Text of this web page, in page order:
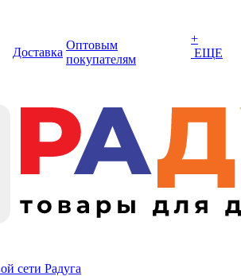
Доставка
Оптовым
покупателям
+
ЕЩЕ
сети Радуга